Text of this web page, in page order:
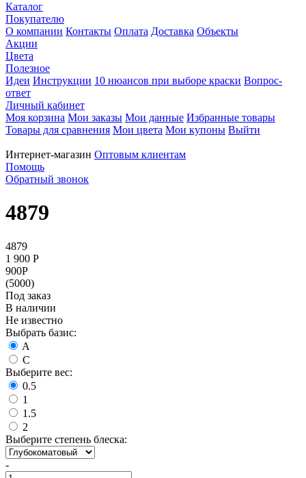
Каталог
Покупателю
О компании Контакты Оплата Доставка Объекты
Акции
Цвета
Полезное
Идеи Инструкции 10 нюансов при выборе краски Вопрос-
ответ
Личный кабинет
Моя корзина Мои заказы Мои данные Избранные товары
Товары для сравнения Мои цвета Мои купоны Выйти
Интернет-магазин Оптовым клиентам
Помощь
Обратный звонок
4879
4879
1 900 P
900P
(5000)
Под заказ
В наличии
Не известно
Выбрать базис:
A
C
Выберите вес:
0.5
1
1.5
2
Выберите степень блеска:
-